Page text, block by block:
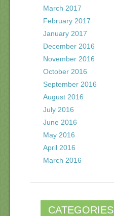
March 2017
February 2017
January 2017
December 2016
November 2016
October 2016
September 2016
August 2016
July 2016
June 2016
May 2016
April 2016
March 2016
CATEGORIES